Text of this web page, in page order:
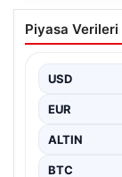
Bakan
Adalet
önemli…
Piyasa Verileri
USD
EUR
ALTIN
BTC